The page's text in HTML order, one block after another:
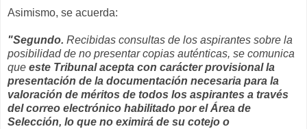
Asimismo, se acuerda:
"Segundo. Recibidas consultas de los aspirantes sobre la
posibilidad de no presentar copias auténticas, se comunica
que este Tribunal acepta con carácter provisional la
presentación de la documentación necesaria para la
valoración de méritos de todos los aspirantes a través
del correo electrónico habilitado por el Área de
Selección, lo que no eximirá de su cotejo o